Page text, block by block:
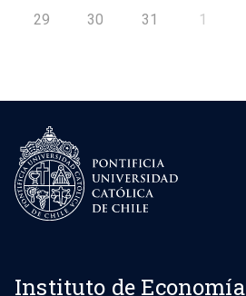
29 30 31 1
Instituto de Economía